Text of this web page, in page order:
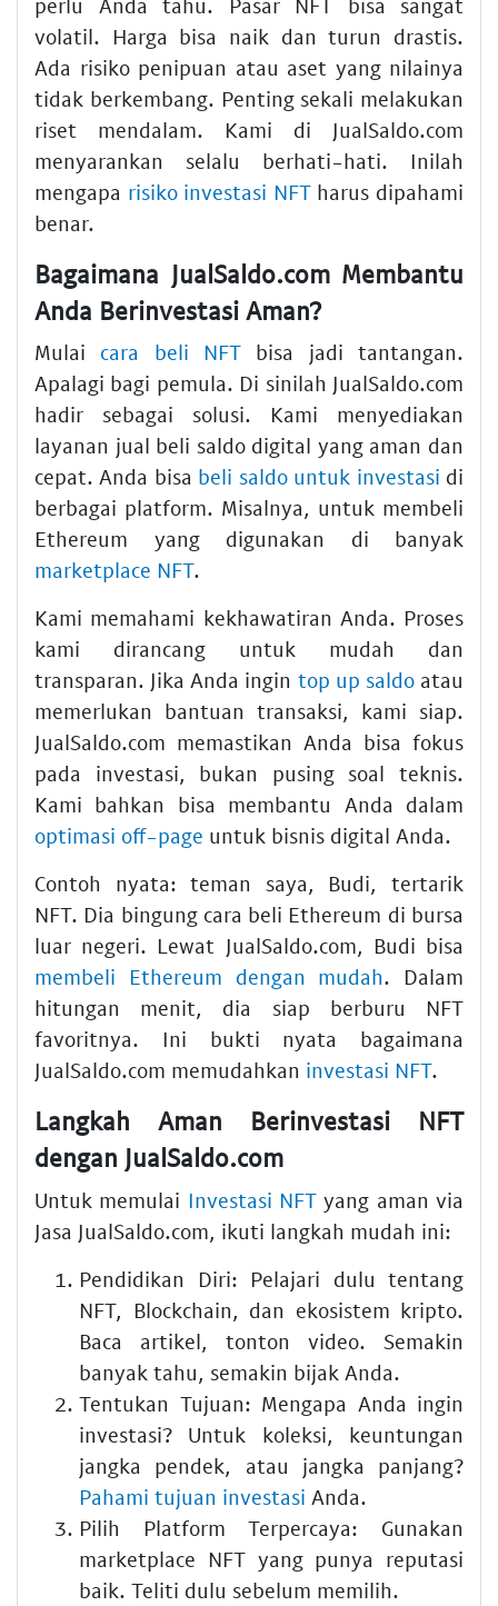
volatil. Harga bisa naik dan turun drastis.
Ada risiko penipuan atau aset yang nilainya
tidak berkembang. Penting sekali melakukan
riset mendalam. Kami di JualSaldo.com
menyarankan selalu berhati-hati. Inilah
mengapa risiko investasi NFTharus dipahami
benar.
Bagaimana JualSaldo.com Membantu
Anda Berinvestasi Aman?
Mulai cara beli NFT bisa jadi tantangan.
Apalagi bagi pemula. Di sinilah JualSaldo.com
hadir sebagai solusi. Kami menyediakan
layanan jual beli saldo digital yang aman dan
cepat. Anda bisa beli saldo untuk investasi di
berbagai platform. Misalnya, untuk membeli
Ethereum yang digunakan di banyak
marketplace NFT.
Kami memahami kekhawatiran Anda. Proses
kami dirancang untuk mudah dan
transparan. Jika Anda ingin top up saldoatau
memerlukan bantuan transaksi, kami siap.
JualSaldo.com memastikan Anda bisa fokus
pada investasi, bukan pusing soal teknis.
Kami bahkan bisa membantu Anda dalam
optimasi off-page untuk bisnis digital Anda.
Contoh nyata: teman saya, Budi, tertarik
NFT. Dia bingung cara beli Ethereum di bursa
luar negeri. Lewat JualSaldo.com, Budi bisa
membeli Ethereum dengan mudah. Dalam
hitungan menit, dia siap berburu NFT
favoritnya. Ini bukti nyata bagaimana
JualSaldo.com memudahkan investasi NFT.
Langkah Aman Berinvestasi NFT
dengan JualSaldo.com
Untuk memulai Investasi NFT yang aman via
Jasa JualSaldo.com, ikuti langkah mudah ini:
Pendidikan Diri: Pelajari dulu tentang
NFT, Blockchain, dan ekosistem kripto.
Baca artikel, tonton video. Semakin
banyak tahu, semakin bijak Anda.
Tentukan Tujuan: Mengapa Anda ingin
investasi? Untuk koleksi, keuntungan
jangka pendek, atau jangka panjang?
Pahami tujuan investasi Anda.
Pilih Platform Terpercaya: Gunakan
marketplace NFT yang punya reputasi
baik. Teliti dulu sebelum memilih.